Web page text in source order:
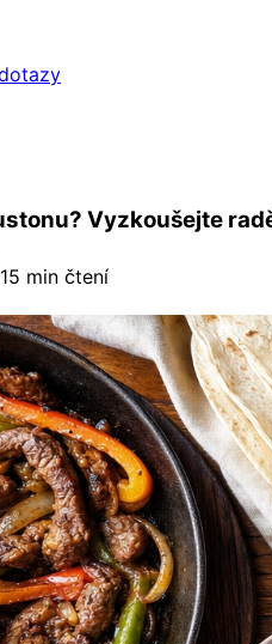
Vyzkoušejte
15 min čtení